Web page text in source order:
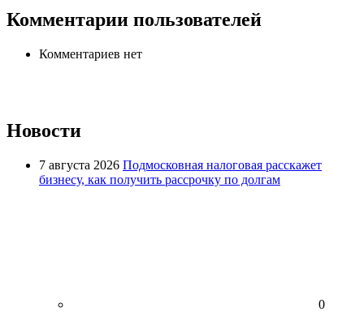
Комментарии пользователей
Комментариев нет
Новости
7 августа 2026 Подмосковная налоговая расскажет
бизнесу, как получить рассрочку по долгам
0